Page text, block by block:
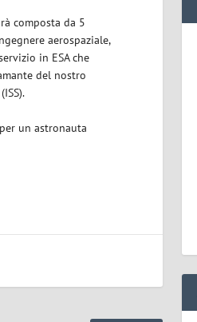
composta da 5
aerospaziale,
in ESA che
del nostro
per un astronauta